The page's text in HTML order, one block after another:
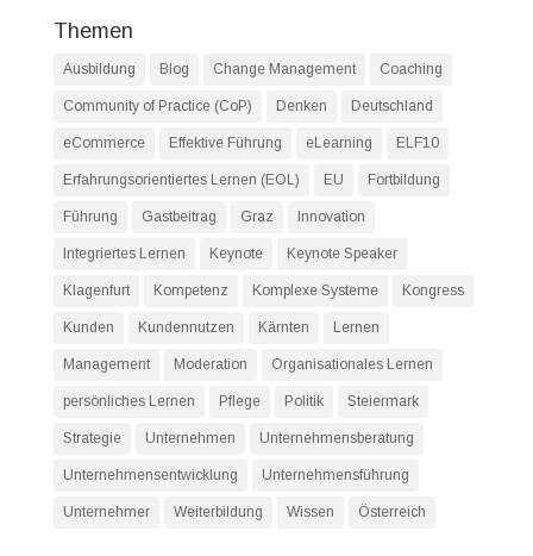
Themen
Ausbildung Blog Change Management Coaching
Community of Practice (CoP) Denken Deutschland
eCommerce Effektive Führung eLearning ELF10
Erfahrungsorientiertes Lernen (EOL) EU Fortbildung
Führung Gastbeitrag Graz Innovation
Integriertes Lernen Keynote Keynote Speaker
Klagenfurt Kompetenz Komplexe Systeme Kongress
Kunden Kundennutzen Kärnten Lernen
Management Moderation Organisationales Lernen
persönliches Lernen Pflege Politik Steiermark
Strategie Unternehmen Unternehmensberatung
Unternehmensentwicklung Unternehmensführung
Unternehmer Weiterbildung Wissen Österreich